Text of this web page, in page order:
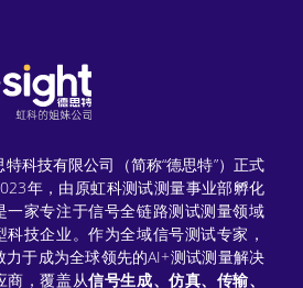
特科技有限公司（简称“德思特”）正式
年，由原虹科测试测量事业部孵化
一家专注于信号全链路测试测量领域
科技企业。作为全域信号测试专家，
力于成为全球领先的AI+测试测量解决
商，覆盖从信号生成、仿真、传输、